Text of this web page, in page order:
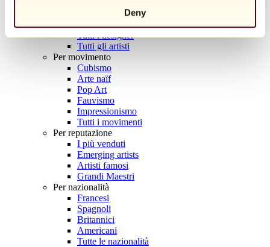
Deny
Tutti i fotografi
Tutti i disegnatori
Tutti i designer
Tutti gli artisti
Per movimento
Cubismo
Arte naïf
Pop Art
Fauvismo
Impressionismo
Tutti i movimenti
Per reputazione
I più venduti
Emerging artists
Artisti famosi
Grandi Maestri
Per nazionalità
Francesi
Spagnoli
Britannici
Americani
Tutte le nazionalità